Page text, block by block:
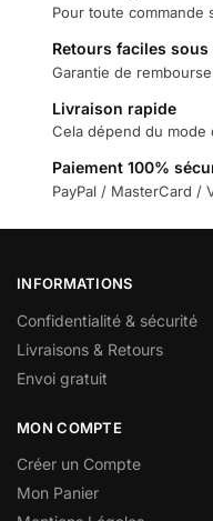
Pour toute commande
Retours faciles
Garantie de
Livraison rapide
Cela dépend du mode
Paiement 100%
PayPal / MasterCard /
INFORMATIONS
Confidentialité & sécurité
Livraisons & Retours
Envoi gratuit
MON COMPTE
Créer un Compte
Mon Panier